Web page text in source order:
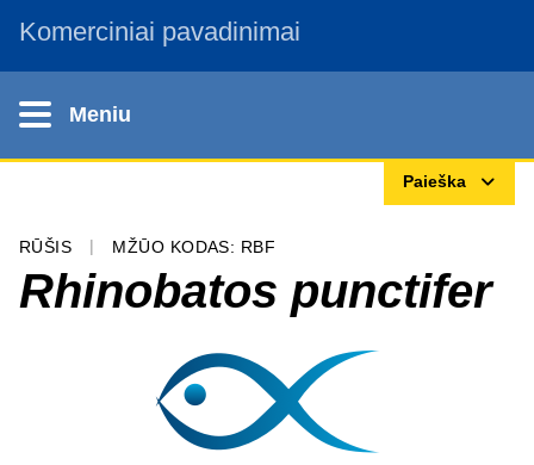
Komerciniai pavadinimai
Meniu
Paieška
RŪŠIS MŽŪO KODAS: RBF
Rhinobatos punctifer